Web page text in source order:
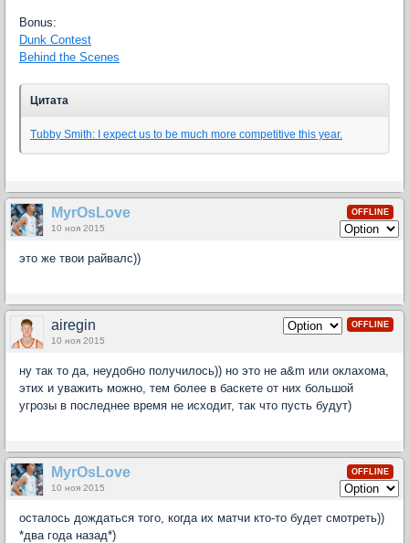
Bonus:
Dunk Contest
Behind the Scenes
Цитата
Tubby Smith: I expect us to be much more competitive this year.
OFFLINE
MyrOsLove
10 ноя 2015
это же твои райвалс))
OFFLINE
airegin
10 ноя 2015
ну так то да, неудобно получилось)) но это не a&m или оклахома,
этих и уважить можно, тем более в баскете от них большой
угрозы в последнее время не исходит, так что пусть будут)
OFFLINE
MyrOsLove
10 ноя 2015
осталось дождаться того, когда их матчи кто-то будет смотреть))
*два года назад*)